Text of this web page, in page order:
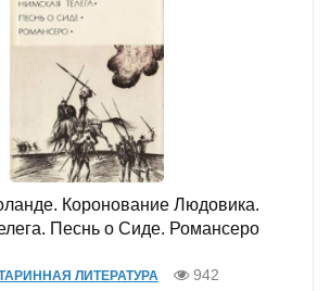
Коронование Людовика.
Песнь о Сиде. Романсеро
ЛИТЕРАТУРА
942